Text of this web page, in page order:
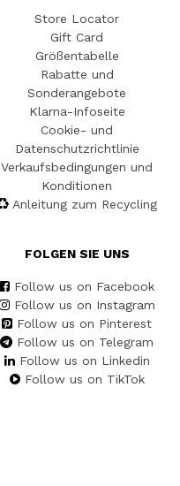
Store Locator
Gift Card
Größentabelle
Rabatte und
Sonderangebote
Klarna-Infoseite
Cookie- und
Datenschutzrichtlinie
Verkaufsbedingungen und
Konditionen
Anleitung zum Recycling
FOLGEN SIE UNS
Follow us on Facebook
Follow us on Instagram
Follow us on Pinterest
Follow us on Telegram
Follow us on Linkedin
Follow us on TikTok